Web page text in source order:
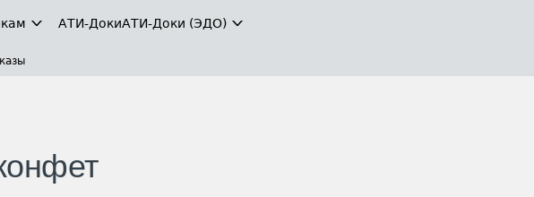
АТИ-ДокиАТИ-Доки (ЭДО)